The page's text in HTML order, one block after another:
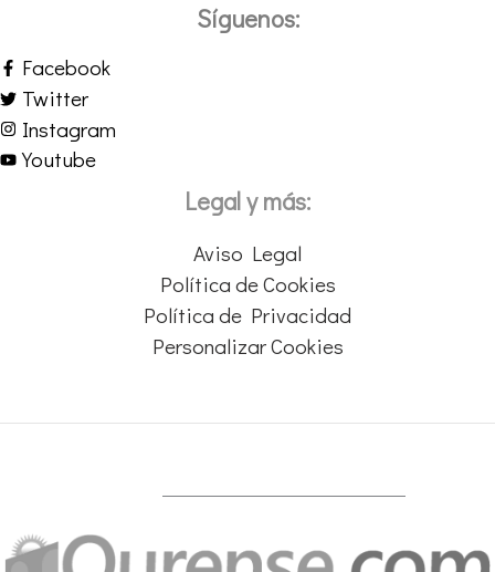
Síguenos:
Facebook
Twitter
Instagram
Youtube
Legal y más:
Aviso Legal
Política de Cookies
Política de Privacidad
Personalizar Cookies